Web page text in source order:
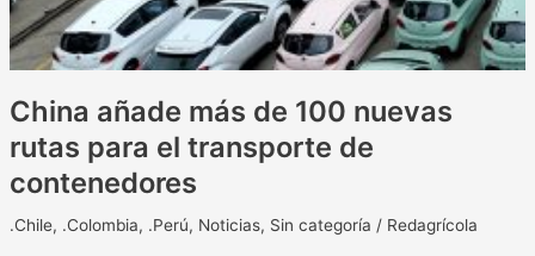
China añade más de 100 nuevas
rutas para el transporte de
contenedores
.Chile, .Colombia, .Perú, Noticias, Sin categoría / Redagrícola